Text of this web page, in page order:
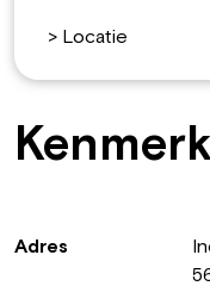
> Locatie
Adres